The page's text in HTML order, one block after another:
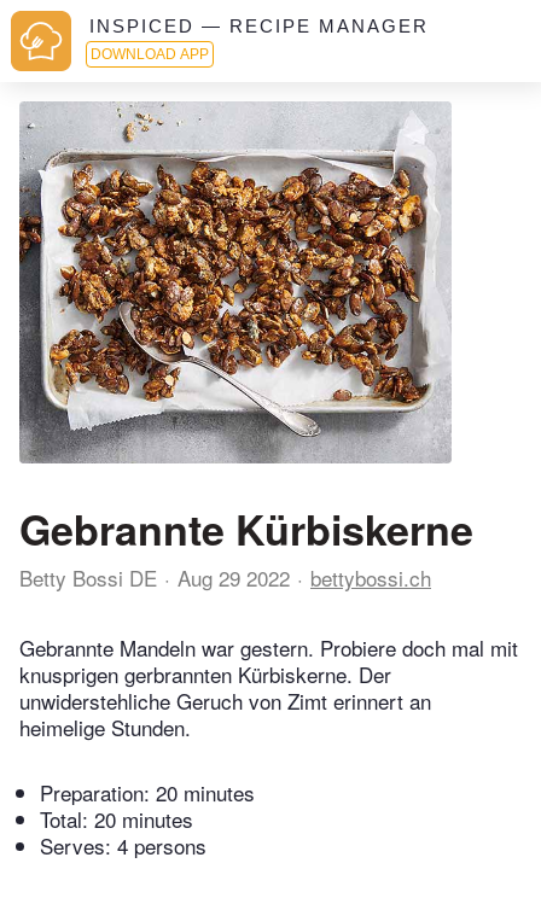
INSPICED — RECIPE MANAGER
DOWNLOAD APP
Gebrannte Kürbiskerne
Betty Bossi DE Aug 29 2022 bettybossi.ch
Gebrannte Mandeln war gestern. Probiere doch mal mit
knusprigen gerbrannten Kürbiskerne. Der
unwiderstehliche Geruch von Zimt erinnert an
heimelige Stunden.
Preparation: 20 minutes
Total: 20 minutes
Serves: 4 persons